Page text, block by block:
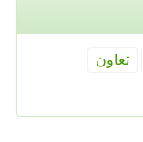
تعاون